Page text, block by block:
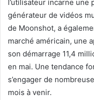
l’utilisateur incarne
générateur de vidéos
de Moonshot, a
marché américain, une
son démarrage 11,4
en mai. Une tendance
s’engager de
mois à venir.